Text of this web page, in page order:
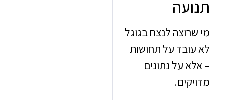
לנצח בגוגל
על תחושות
על נתונים